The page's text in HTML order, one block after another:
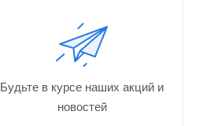
Будьте в курсе наших акций и
новостей